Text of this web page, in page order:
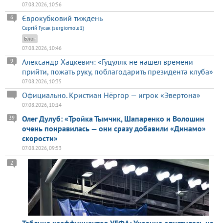
07.08.2026, 10:56
Єврокубковий тиждень
6
Сергій Гусак (sergiomole1)
Блог
07.08.2026, 10:46
Александр Хацкевич: «Гуцуляк не нашел времени
прийти, пожать руку, поблагодарить президента клуба»
9
07.08.2026, 10:35
Официально. Кристиан Нёргор — игрок «Эвертона»
07.08.2026, 10:14
Олег Дулуб: «Тройка Тымчик, Шапаренко и Волошин
очень понравилась — они сразу добавили «Динамо»
скорости»
39
07.08.2026, 09:53
2